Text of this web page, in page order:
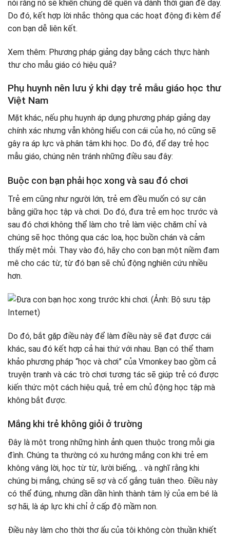
nói rằng nó sẽ khiến chúng dễ quên và dành thời gian để dạy.
Do đó, kết hợp lời nhắc thông qua các hoạt động đi kèm để
con bạn dễ liên kết.
Xem thêm: Phương pháp giảng dạy bằng cách thực hành
thư cho mẫu giáo có hiệu quả?
Phụ huynh nên lưu ý khi dạy trẻ mẫu giáo học thư
Việt Nam
Mặt khác, nếu phụ huynh áp dụng phương pháp giảng dạy
chính xác nhưng vẫn không hiểu con cái của họ, nó cũng sẽ
gây ra áp lực và phân tâm khi học. Do đó, để dạy trẻ học
mẫu giáo, chúng nên tránh những điều sau đây:
Buộc con bạn phải học xong và sau đó chơi
Trẻ em cũng như người lớn, trẻ em đều muốn có sự cân
bằng giữa học tập và chơi. Do đó, đưa trẻ em học trước và
sau đó chơi không thể làm cho trẻ làm việc chăm chỉ và
chúng sẽ học thông qua các loa, học buồn chán và cảm
thấy mệt mỏi. Thay vào đó, hãy cho con bạn một niềm đam
mê cho các từ, từ đó bạn sẽ chủ động nghiên cứu nhiều
hơn.
Do đó, bắt gặp điều này để làm điều này sẽ đạt được cái
khác, sau đó kết hợp cả hai thứ với nhau. Bạn có thể tham
khảo phương pháp “học và chơi” của Vmonkey bao gồm cả
truyện tranh và các trò chơi tương tác sẽ giúp trẻ có được
kiến ​​thức một cách hiệu quả, trẻ em chủ động học tập mà
không bắt được.
Mắng khi trẻ không giỏi ở trường
Đây là một trong những hình ảnh quen thuộc trong mỗi gia
đình. Chúng ta thường có xu hướng mắng con khi trẻ em
không vâng lời, học từ từ, lười biếng, .. và nghĩ rằng khi
chúng bị mắng, chúng sẽ sợ và cố gắng tuân theo. Điều này
có thể đúng, nhưng dần dần hình thành tâm lý của em bé là
sợ hãi, là áp lực khi chỉ ở cấp độ mầm non.
Điều này làm cho thời thơ ấu của tôi không còn thuần khiết